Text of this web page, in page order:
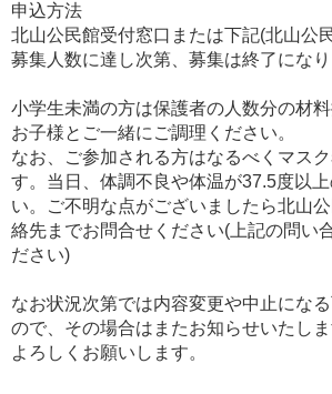
申込方法
北山公民館受付窓口または下記(北山公
募集人数に達し次第、募集は終了になり
小学生未満の方は保護者の人数分の材料
お子様とご一緒にご調理ください。
なお、ご参加される方はなるべくマス
す。当日、体調不良や体温が37.5度以
い。ご不明な点がございましたら北山
絡先までお問合せください(上記の問い
ださい)
なお状況次第では内容変更や中止にな
ので、その場合はまたお知らせいたしま
よろしくお願いします。